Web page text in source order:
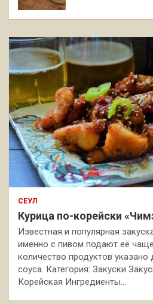
СЕУЛ
Курица по-корейски
Известная и популярная
именно с пивом подают её
количество продуктов указано
соуса. Категория: Закуски
Корейская Ингредиенты…